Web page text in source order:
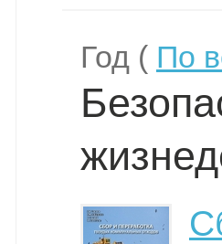
Год ( По